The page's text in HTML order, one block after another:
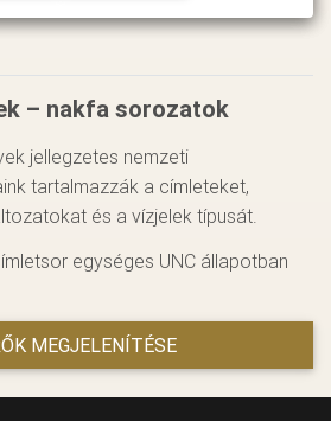
– nakfa sorozatok
jellegzetes nemzeti
tartalmazzák a címleteket,
és a vízjelek típusát.
egységes UNC állapotban
MEGJELENÍTÉSE